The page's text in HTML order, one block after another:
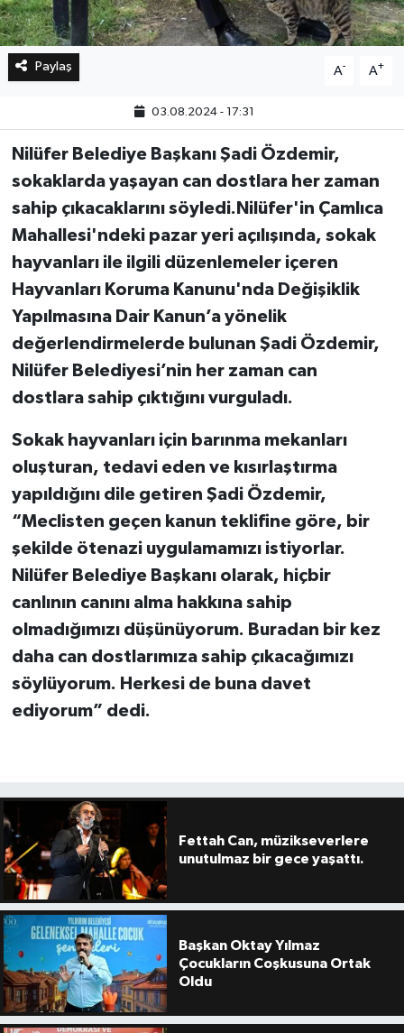
Paylaş A- A+
03.08.2024 - 17:31
Nilüfer Belediye Başkanı Şadi Özdemir,
sokaklarda yaşayan can dostlara her zaman
sahip çıkacaklarını söyledi.Nilüfer'in Çamlıca
Mahallesi'ndeki pazar yeri açılışında, sokak
hayvanları ile ilgili düzenlemeler içeren
Hayvanları Koruma Kanunu'nda Değişiklik
Yapılmasına Dair Kanun’a yönelik
değerlendirmelerde bulunan Şadi Özdemir,
Nilüfer Belediyesi’nin her zaman can
dostlara sahip çıktığını vurguladı.
Sokak hayvanları için barınma mekanları
oluşturan, tedavi eden ve kısırlaştırma
yapıldığını dile getiren Şadi Özdemir,
“Meclisten geçen kanun teklifine göre, bir
şekilde ötenazi uygulamamızı istiyorlar.
Nilüfer Belediye Başkanı olarak, hiçbir
canlının canını alma hakkına sahip
olmadığımızı düşünüyorum. Buradan bir kez
daha can dostlarımıza sahip çıkacağımızı
söylüyorum. Herkesi de buna davet
ediyorum” dedi.
Fettah Can, müzikseverlere
unutulmaz bir gece yaşattı.
Başkan Oktay Yılmaz
Çocukların Coşkusuna Ortak
Oldu